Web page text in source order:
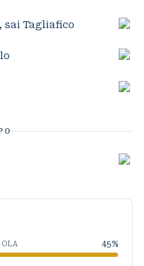
sai Tagliafico
45%